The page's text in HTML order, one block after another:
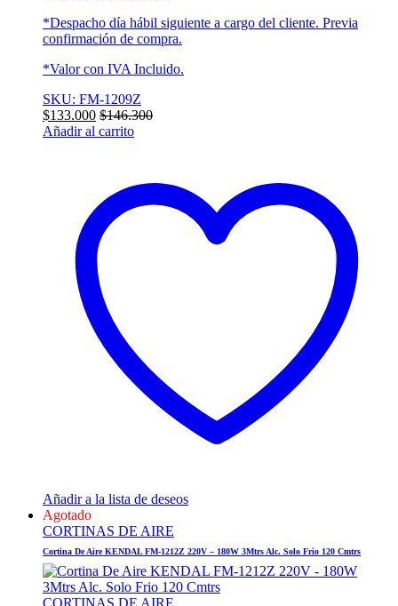
*Despacho día hábil siguiente a cargo del cliente. Previa
confirmación de compra.
*Valor con IVA Incluido.
SKU: FM-1209Z
$133.000 $146.300
Añadir al carrito
Añadir a la lista de deseos
Agotado
CORTINAS DE AIRE
Cortina De Aire KENDAL FM-1212Z 220V – 180W 3Mtrs Alc. Solo Frio 120 Cmtrs
CORTINAS DE AIRE